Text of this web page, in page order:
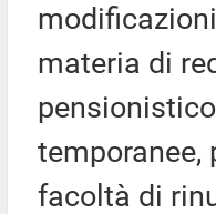
materia di
temporanee,
facoltà di